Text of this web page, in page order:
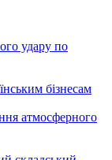
удару по
бізнесам
атмосферного